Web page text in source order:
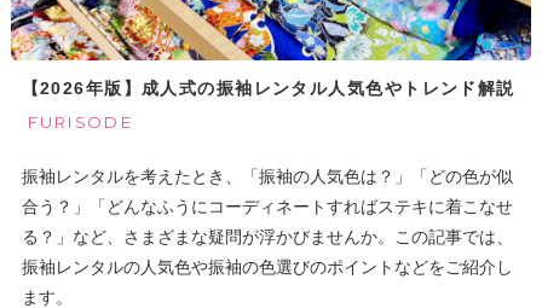
【2026年版】成人式の振袖レンタル人気色やトレンド解説
FURISODE
振袖レンタルを考えたとき、「振袖の人気色は？」「どの色が似
合う？」「どんなふうにコーディネートすればステキに着こなせ
る？」など、さまざまな疑問が浮かびませんか。この記事では、
振袖レンタルの人気色や振袖の色選びのポイントなどをご紹介し
ます。